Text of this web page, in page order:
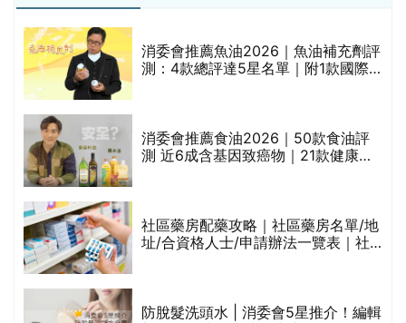
消委會推薦魚油2026｜魚油補充劑評
測：4款總評達5星名單｜附1款國際
消委會推薦食油2026｜50款食油評
測 近6成含基因致癌物｜21款健康煮
社區藥房配藥攻略｜社區藥房名單/地
址/合資格人士/申請辦法一覽表｜社
防脫髮洗頭水 | 消委會5星推介！編輯